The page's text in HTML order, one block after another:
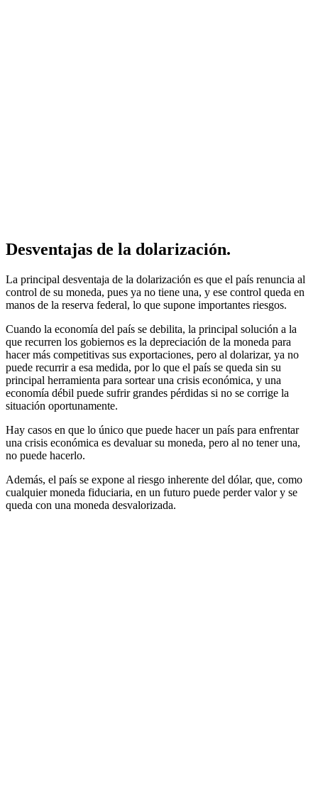
Desventajas de la dolarización.
La principal desventaja de la dolarización es que el país renuncia al
control de su moneda, pues ya no tiene una, y ese control queda en
manos de la reserva federal, lo que supone importantes riesgos.
Cuando la economía del país se debilita, la principal solución a la
que recurren los gobiernos es la depreciación de la moneda para
hacer más competitivas sus exportaciones, pero al dolarizar, ya no
puede recurrir a esa medida, por lo que el país se queda sin su
principal herramienta para sortear una crisis económica, y una
economía débil puede sufrir grandes pérdidas si no se corrige la
situación oportunamente.
Hay casos en que lo único que puede hacer un país para enfrentar
una crisis económica es devaluar su moneda, pero al no tener una,
no puede hacerlo.
Además, el país se expone al riesgo inherente del dólar, que, como
cualquier moneda fiduciaria, en un futuro puede perder valor y se
queda con una moneda desvalorizada.